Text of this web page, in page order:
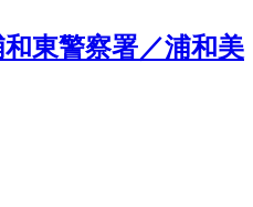
東警察署／浦和美